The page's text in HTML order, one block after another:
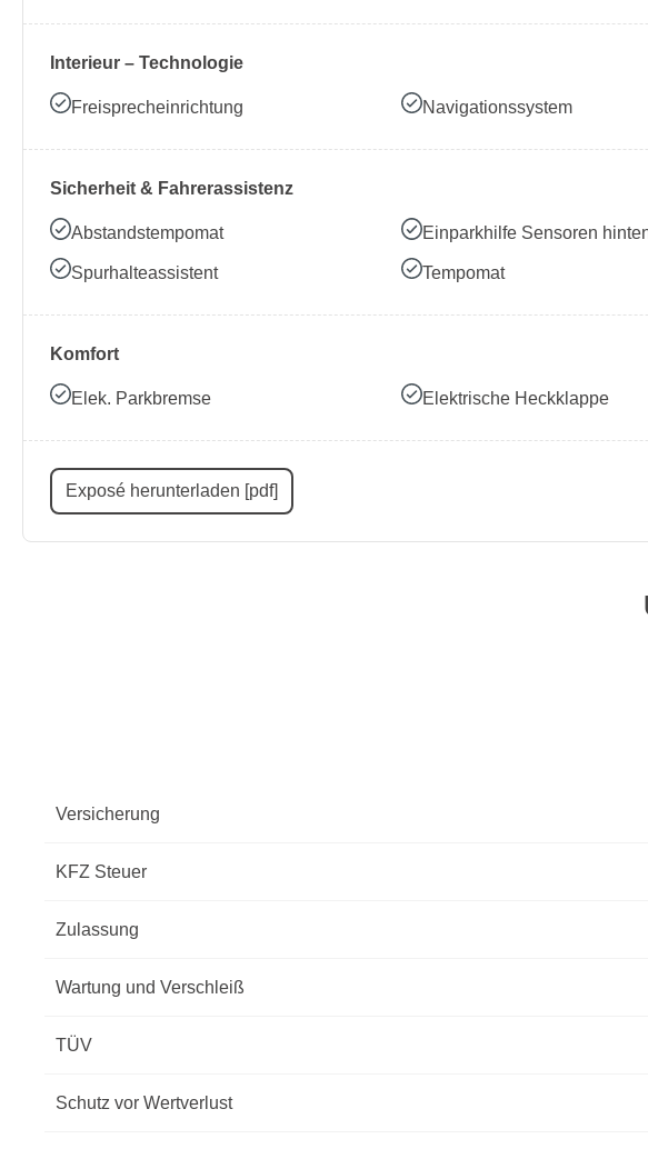
Interieur – Technologie
Freisprecheinrichtung Navigationssystem
Sicherheit & Fahrerassistenz
Abstandstempomat Einparkhilfe Sensoren
Spurhalteassistent Tempomat
Komfort
Elek. Parkbremse Elektrische Heckklappe
Exposé herunterladen [pdf]
Versicherung
KFZ Steuer
Zulassung
Wartung und Verschleiß
TÜV
Schutz vor Wertverlust